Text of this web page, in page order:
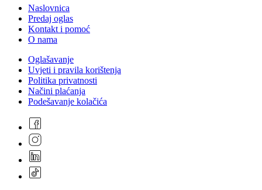
Naslovnica
Predaj oglas
Kontakt i pomoć
O nama
Oglašavanje
Uvjeti i pravila korištenja
Politika privatnosti
Načini plaćanja
Podešavanje kolačića